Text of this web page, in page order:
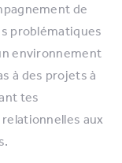
de
problématiques
environnement
à des projets à
tes
aux